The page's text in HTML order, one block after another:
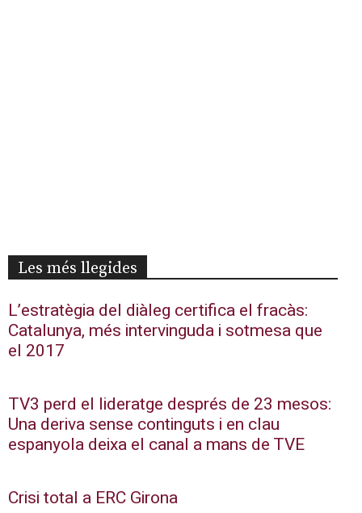
Les més llegides
L’estratègia del diàleg certifica el fracàs:
Catalunya, més intervinguda i sotmesa que
el 2017
TV3 perd el lideratge després de 23 mesos:
Una deriva sense continguts i en clau
espanyola deixa el canal a mans de TVE
Crisi total a ERC Girona